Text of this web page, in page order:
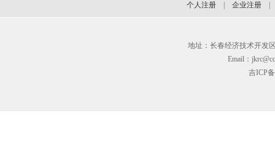
个人注册 企业注册
地址：长春经济技术开发
Email：
吉ICP